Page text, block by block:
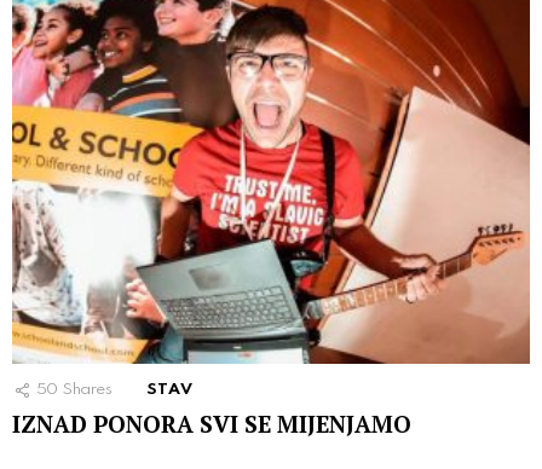
50 Shares STAV
IZNAD PONORA SVI SE MIJENJAMO